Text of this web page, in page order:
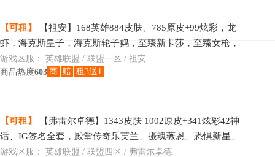
【可租】
【祖安】168英雄884皮肤、785原皮+99炫彩，龙
虾，海克斯皇子，海克斯轮子妈，至臻新卡莎，至臻女枪，
至臻盖伦，至臻剑魔，至臻瑞文，至臻刀妹，哥特萝莉安
妮，
游戏区服： 英雄联盟 / 联盟一区 / 祖安
商品热度603 商 赔 租3送1
【可租】
【弗雷尔卓德】1343皮肤 1002原皮+341炫彩42神
话、IG签名全套，殿堂传奇乐芙兰、摄魂薇恩、恐惧新星、
水晶掠夺者、水晶圣骑塔利亚、水晶圣骑蕾欧娜、水晶
游戏区服： 英雄联盟 / 联盟四区 / 弗雷尔卓德